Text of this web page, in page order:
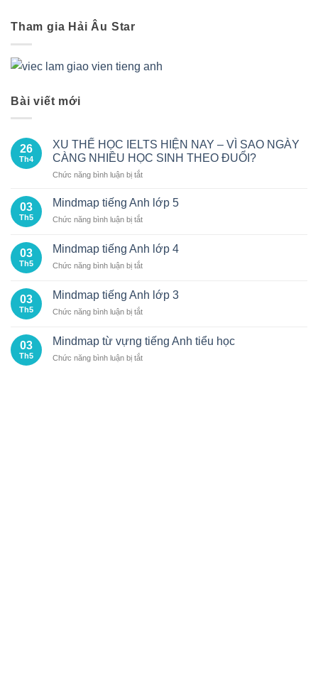
Tham gia Hải Âu Star
Bài viết mới
26
Th4
XU THẾ HỌC IELTS HIỆN NAY – VÌ SAO NGÀY
CÀNG NHIỀU HỌC SINH THEO ĐUỔI?
Chức năng bình luận bị tắtở
THẾ
IELTS
NAY
VÌ
NGÀY
SINH
THEO
03
Th5
Mindmap tiếng Anh lớp 5
Chức năng bình luận bị tắtở
tiếng
Anh
lớp
03
Th5
Mindmap tiếng Anh lớp 4
Chức năng bình luận bị tắtở
tiếng
Anh
lớp
03
Th5
Mindmap tiếng Anh lớp 3
Chức năng bình luận bị tắtở
tiếng
Anh
lớp
03
Th5
Mindmap từ vựng tiếng Anh tiểu học
Chức năng bình luận bị tắtở